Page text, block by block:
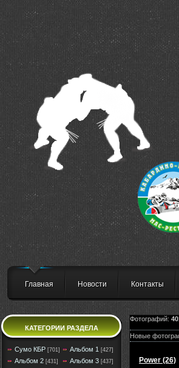
Главная Новости Контакты
КАТЕГОРИИ РАЗДЕЛА
Сумо КБР [701] Альбом 1 [427]
Альбом 2 [431] Альбом 3 [437]
Фотографий:
Новые
Power (26)